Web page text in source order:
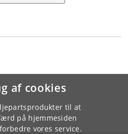
af cookies
til at
på hjemmesiden
vores service.